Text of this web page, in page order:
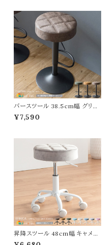
バースツール 38.5cm幅 グリー
ン キャメル ブラウン 昇降式スツ
ール 360度回転 合皮チェア 合
m おすすめ おしゃれ 北欧 モダ
ン スタイリッシュ フットレスト付き
円型 円形 丸型 丸形 丸椅子 カ
ウンターチェア 椅子
¥7,590
昇降スツール 48cm幅 キャメル
グリーン ブラウン ライトピンク ラ